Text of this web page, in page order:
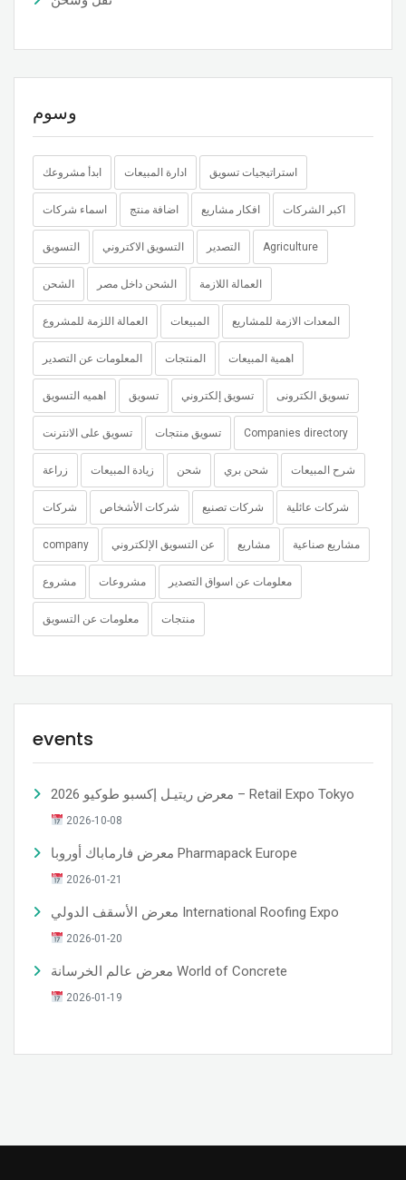
وسوم
ابدأ مشروعك ادارة المبيعات استراتيجيات تسويق
اسماء شركات اضافة منتج افكار مشاريع اكبر الشركات
التسويق التسويق الاكتروني التصدير Agriculture
الشحن الشحن داخل مصر العمالة اللازمة
العمالة اللزمة للمشروع المبيعات المعدات الازمة للمشاريع
المعلومات عن التصدير المنتجات اهمية المبيعات
اهميه التسويق تسويق تسويق إلكتروني تسويق الكترونى
تسويق على الانترنت تسويق منتجات Companies directory
زراعة زيادة المبيعات شحن شحن بري شرح المبيعات
شركات شركات الأشخاص شركات تصنيع شركات عائلية
company عن التسويق الإلكتروني مشاريع مشاريع صناعية
مشروع مشروعات معلومات عن اسواق التصدير
معلومات عن التسويق منتجات
events
معرض ريتيـل إكسبو طوكيو 2026 – Retail Expo Tokyo
2026-10-08
معرض فارماباك أوروبا Pharmapack Europe
2026-01-21
معرض الأسقف الدولي International Roofing Expo
2026-01-20
معرض عالم الخرسانة World of Concrete
2026-01-19